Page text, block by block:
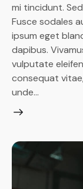
mi tincidunt.
Fusce sodales
ipsum eget
dapibus.
vulputate
consequat
unde…